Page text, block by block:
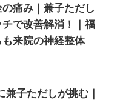
痛み｜兼子ただし
で改善解消！｜福
来院の神経整体
子ただしが挑む｜